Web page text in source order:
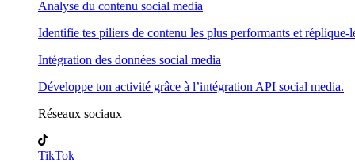
Analyse du contenu social media
Identifie tes piliers de contenu les plus performants et réplique-
Intégration des données social media
Développe ton activité grâce à l’intégration API social media.
Réseaux sociaux
TikTok